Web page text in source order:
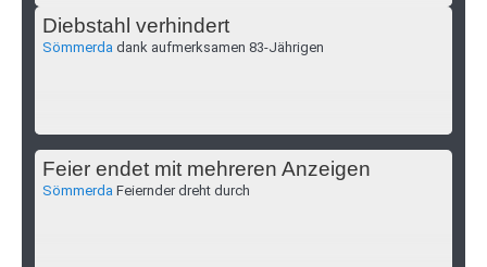
Diebstahl verhindert
Sömmerda dank aufmerksamen 83-Jährigen
Feier endet mit mehreren Anzeigen
Sömmerda Feiernder dreht durch